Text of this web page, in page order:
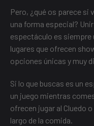
Pero, ¿qué os parece si
una forma especial?
espectáculo es siempre
lugares que ofrecen
opciones únicas y muy
Si lo que buscas es un
un juego mientras
ofrecen jugar al Cluedo
largo de la comida.